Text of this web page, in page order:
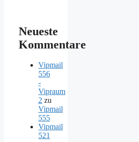
Neueste
Kommentare
Vipmail
556
-
Vipraum
2 zu
Vipmail
555
Vipmail
521